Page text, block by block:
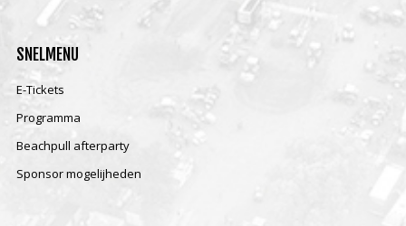
SNELMENU
E-Tickets
Programma
Beachpull afterparty
Sponsor mogelijheden